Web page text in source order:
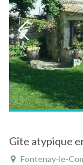
Fontenay-le-